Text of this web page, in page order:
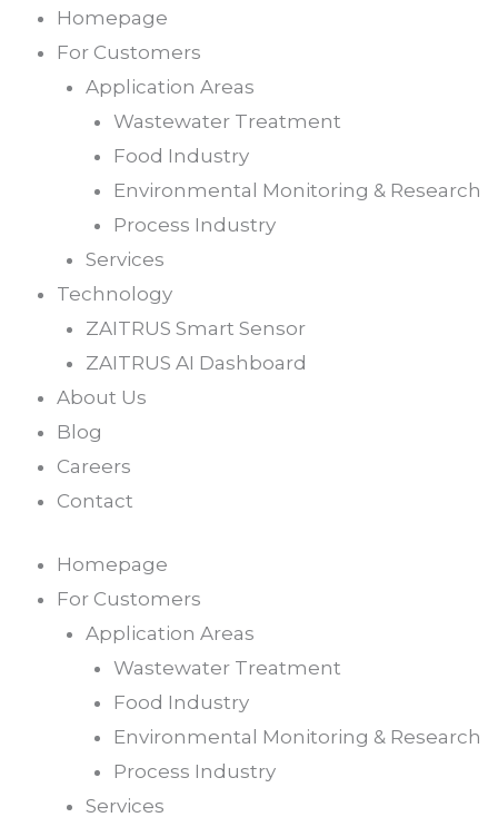
Homepage
For Customers
Application Areas
Wastewater Treatment
Food Industry
Environmental Monitoring & Research
Process Industry
Services
Technology
ZAITRUS Smart Sensor
ZAITRUS AI Dashboard
About Us
Blog
Careers
Contact
Homepage
For Customers
Application Areas
Wastewater Treatment
Food Industry
Environmental Monitoring & Research
Process Industry
Services